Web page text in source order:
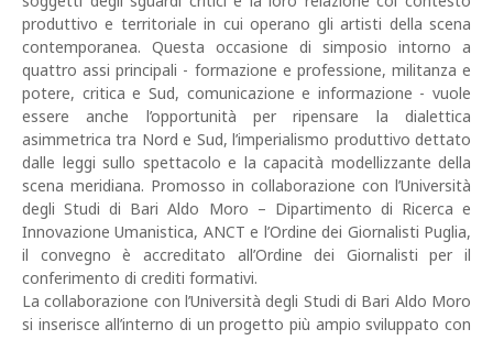
produttivo e territoriale in cui operano gli artisti della scena
contemporanea. Questa occasione di simposio intorno a
quattro assi principali - formazione e professione, militanza e
potere, critica e Sud, comunicazione e informazione - vuole
essere anche l’opportunità per ripensare la dialettica
asimmetrica tra Nord e Sud, l’imperialismo produttivo dettato
dalle leggi sullo spettacolo e la capacità modellizzante della
scena meridiana. Promosso in collaborazione con l’Università
degli Studi di Bari Aldo Moro – Dipartimento di Ricerca e
Innovazione Umanistica, ANCT e l’Ordine dei Giornalisti Puglia,
il convegno è accreditato all’Ordine dei Giornalisti per il
conferimento di crediti formativi.
La collaborazione con l’Università degli Studi di Bari Aldo Moro
si inserisce all’interno di un progetto più ampio sviluppato con